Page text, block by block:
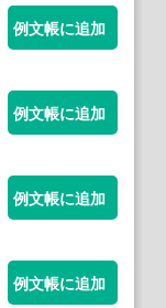
例文帳に追加
例文帳に追加
例文帳に追加
例文帳に追加